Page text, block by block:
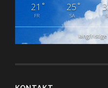
21 °
FR
25°
SA